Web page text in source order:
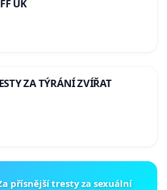
UK
ZA TÝRÁNÍ ZVÍŘAT
přísnější tresty za sexuální